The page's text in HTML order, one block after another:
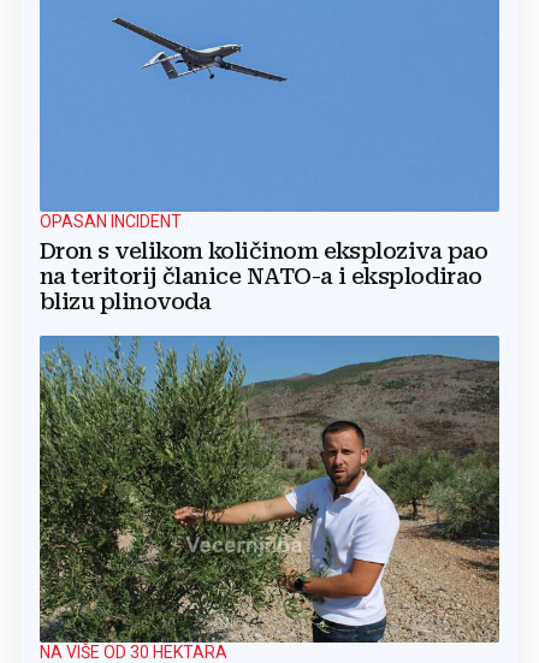
OPASAN INCIDENT
Dron s velikom količinom eksploziva pao
na teritorij članice NATO-a i eksplodirao
blizu plinovoda
NA VIŠE OD 30 HEKTARA